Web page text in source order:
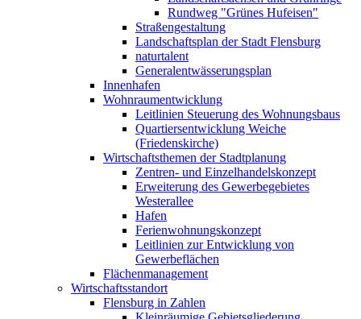
Rundweg "Grünes Hufeisen"
Straßengestaltung
Landschaftsplan der Stadt Flensburg
naturtalent
Generalentwässerungsplan
Innenhafen
Wohnraumentwicklung
Leitlinien Steuerung des Wohnungsbaus
Quartiersentwicklung Weiche
(Friedenskirche)
Wirtschaftsthemen der Stadtplanung
Zentren- und Einzelhandelskonzept
Erweiterung des Gewerbegebietes
Westerallee
Hafen
Ferienwohnungskonzept
Leitlinien zur Entwicklung von
Gewerbeflächen
Flächenmanagement
Wirtschaftsstandort
Flensburg in Zahlen